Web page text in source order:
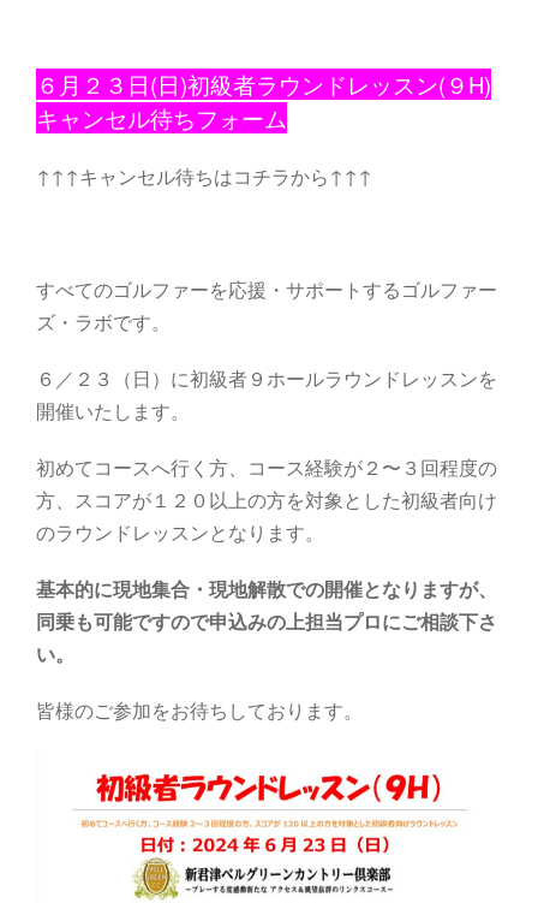
６月２３日(日)初級者ラウンドレッスン(９H)
キャンセル待ちフォーム
↑↑↑キャンセル待ちはコチラから↑↑↑
すべてのゴルファーを応援・サポートするゴルファー
ズ・ラボです。
６／２３（日）に初級者９ホールラウンドレッスンを
開催いたします。
初めてコースへ行く方、コース経験が２〜３回程度の
方、スコアが１２０以上の方を対象とした初級者向け
のラウンドレッスンとなります。
基本的に現地集合・現地解散での開催となりますが、
同乗も可能ですので申込みの上担当プロにご相談下さ
い。
皆様のご参加をお待ちしております。